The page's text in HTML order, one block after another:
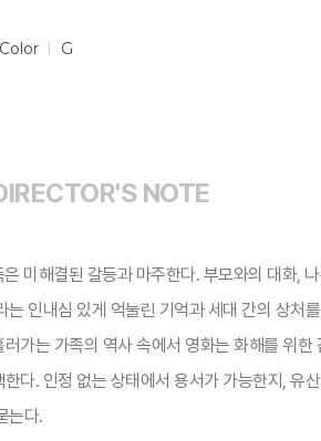
Color G
NOTE
미해결된 갈등과 마주한다. 부모와의 대화,
인내심 있게 억눌린 기억과 세대 간의 상처
가는 가족의 역사 속에서 영화는 화해를 위한
다. 인정 없는 상태에서 용서가 가능한지, 유
는다.​